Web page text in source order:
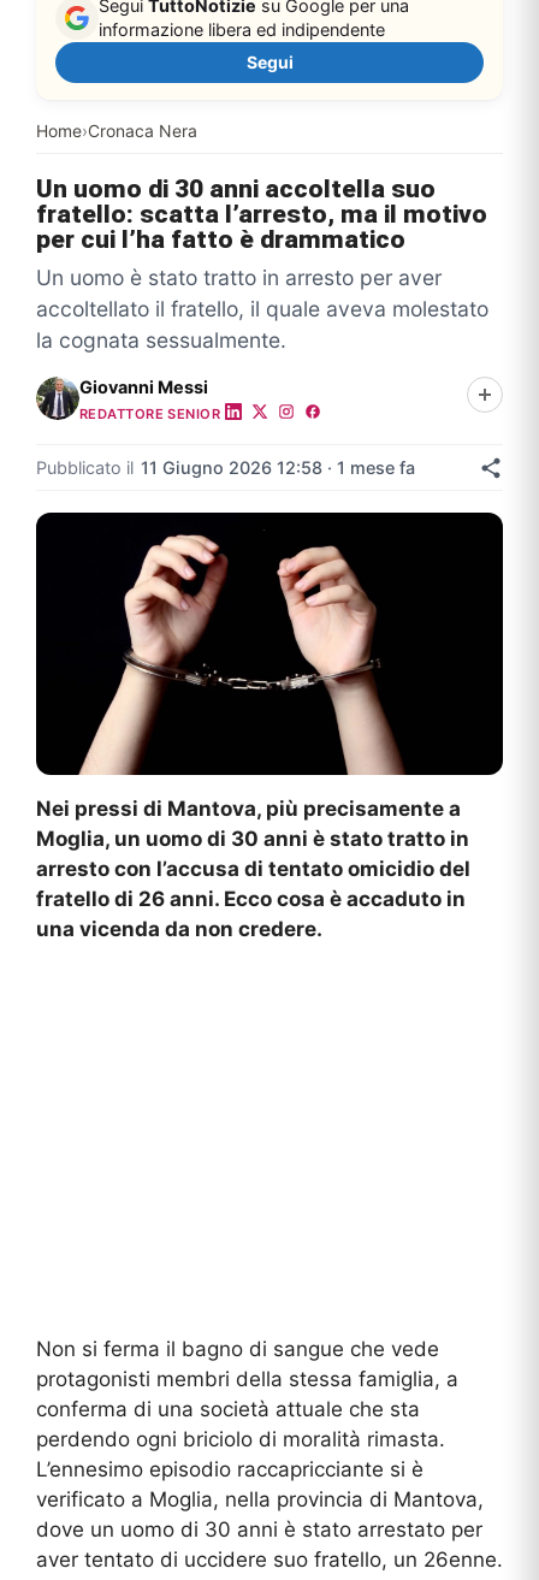
Home›Cronaca Nera
Segui TuttoNotizie su Google per una
informazione libera ed indipendente
Segui
Un uomo di 30 anni accoltella suo
fratello: scatta l’arresto, ma il motivo
per cui l’ha fatto è drammatico
Un uomo è stato tratto in arresto per aver
accoltellato il fratello, il quale aveva molestato
la cognata sessualmente.
Giovanni Messi
REDATTORE SENIOR
Pubblicato il 11 Giugno 2026 12:58 · 1 mese fa
Nei pressi di Mantova, più precisamente a
Moglia, un uomo di 30 anni è stato tratto in
arresto con l’accusa di tentato omicidio del
fratello di 26 anni. Ecco cosa è accaduto in
una vicenda da non credere.
Non si ferma il bagno di sangue che vede
protagonisti membri della stessa famiglia, a
conferma di una società attuale che sta
perdendo ogni briciolo di moralità rimasta.
L’ennesimo episodio raccapricciante si è
verificato a Moglia, nella provincia di Mantova,
dove un uomo di 30 anni è stato arrestato per
aver tentato di uccidere suo fratello, un 26enne.